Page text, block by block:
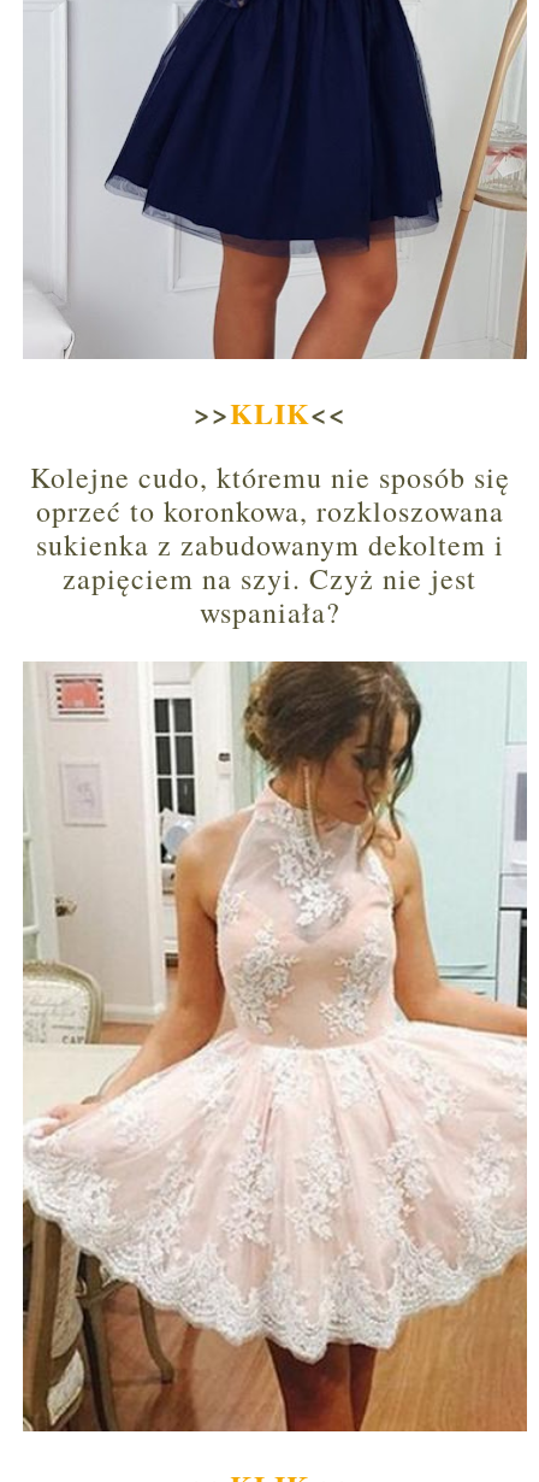
>>KLIK<<
Kolejne cudo, któremu nie sposób się
oprzeć to koronkowa, rozkloszowana
sukienka z zabudowanym dekoltem i
zapięciem na szyi. Czyż nie jest
wspaniała?